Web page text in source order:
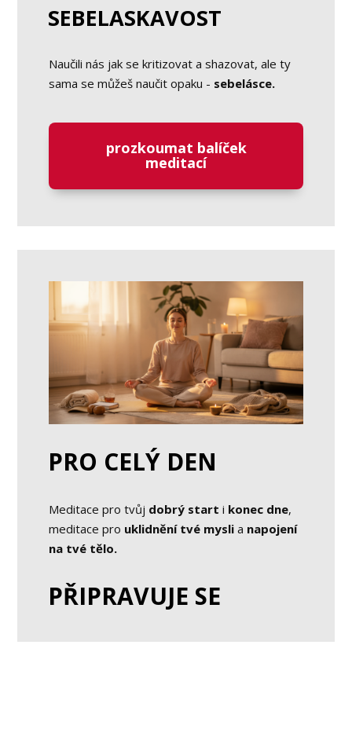
SEBELASKAVOST
Naučili nás jak se kritizovat a shazovat, ale ty
sama se můžeš naučit opaku - sebelásce.
prozkoumat balíček
meditací
PRO CELÝ DEN
Meditace pro tvůj dobrý start i konec dne,
meditace pro uklidnění tvé mysli a napojení
na tvé tělo.
PŘIPRAVUJE SE